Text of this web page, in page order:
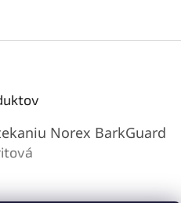
Norex BarkGuard
je 5 z 5 hviezdičiek.